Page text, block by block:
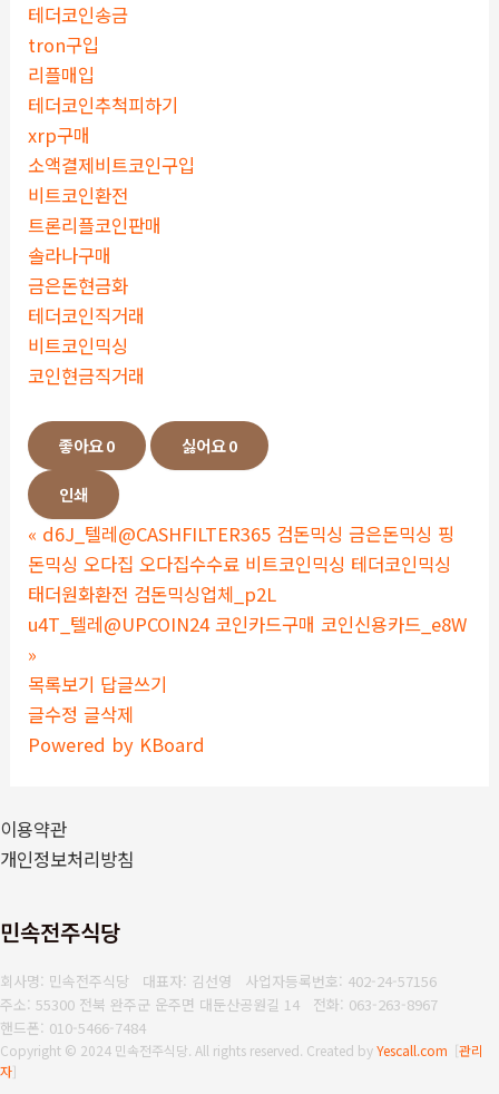
테더코인송금
tron구입
리플매입
테더코인추척피하기
xrp구매
소액결제비트코인구입
비트코인환전
트론리플코인판매
솔라나구매
금은돈현금화
테더코인직거래
비트코인믹싱
코인현금직거래
좋아요0 싫어요0
인쇄
« d6J_텔레@CASHFILTER365 검돈믹싱 금은돈믹싱 핑
돈믹싱 오다집 오다집수수료 비트코인믹싱 테더코인믹싱
태더원화환전 검돈믹싱업체_p2L
u4T_텔레@UPCOIN24 코인카드구매 코인신용카드_e8W
»
목록보기 답글쓰기
글수정 글삭제
Powered by KBoard
이용약관
개인정보처리방침
민속전주식당
회사명: 민속전주식당 대표자: 김선영 사업자등록번호: 402-24-57156
주소: 55300 전북 완주군 운주면 대둔산공원길 14 전화: 063-263-8967
핸드폰: 010-5466-7484
Copyright © 2024 민속전주식당. All rights reserved. Created byYescall.com [관리
자]